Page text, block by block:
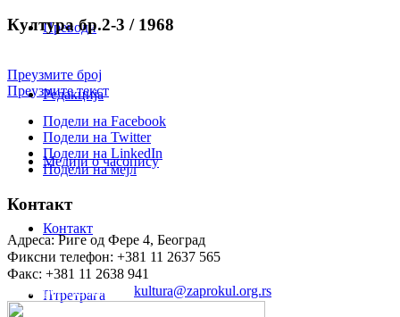
Преводи
Редакција
Медији о часопису
Контакт
Птретрага
Култура бр.2-3 / 1968
Преузмите број
Преузмите текст
Подели на Facebook
Подели на Twitter
Подели на LinkedIn
Подели на мејл
Контакт
Адреса: Риге од Фере 4, Београд
Фиксни телефон: +381 11 2637 565
Факс: +381 11 2638 941
Електронска пошта:
kultura@zaprokul.org.rs